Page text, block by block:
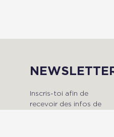
Inscris-toi afin de
recevoir des infos de